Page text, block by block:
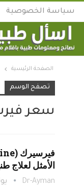
سياسة الخصوصية
الصفحة الرئيسية
تصفح الوسم
سعر
الأمثل لعلاج
Dr-Ayman